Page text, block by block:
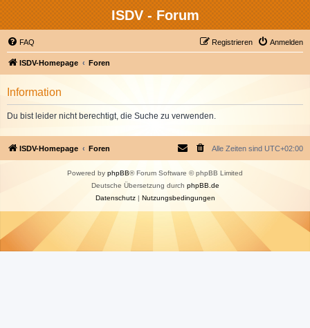
ISDV - Forum
FAQ Anmelden
Registrieren
ISDV-Homepage Foren
Information
Du bist leider nicht berechtigt, die Suche zu verwenden.
ISDV-Homepage Foren Alle Zeiten sind UTC+02:00
Powered by phpBB® Forum Software © phpBB Limited
Deutsche Übersetzung durch phpBB.de
Datenschutz| Nutzungsbedingungen